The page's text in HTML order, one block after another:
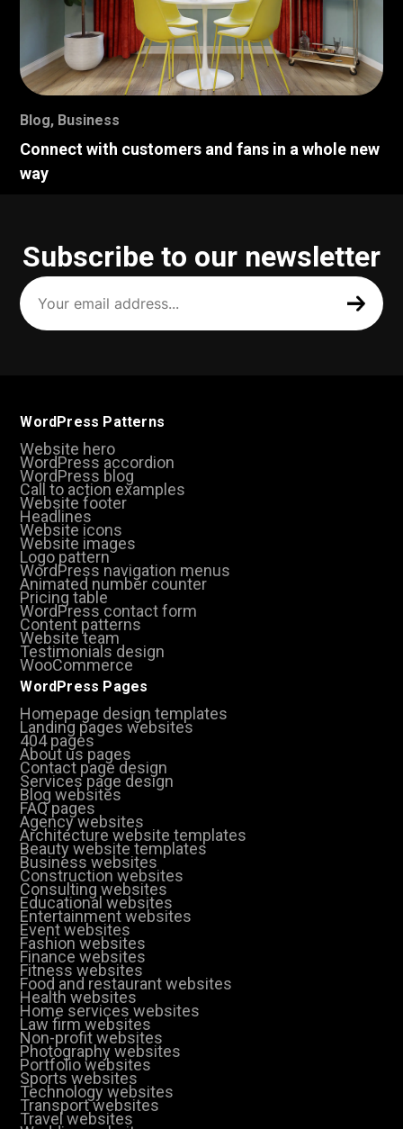
Blog, Business
Connect with customers and fans in a whole new
way
Subscribe to our newsletter
Your
email
address
(Required)
WordPress Patterns
Website hero
WordPress accordion
WordPress blog
Call to action examples
Website footer
Headlines
Website icons
Website images
Logo pattern
WordPress navigation menus
Animated number counter
Pricing table
WordPress contact form
Content patterns
Website team
Testimonials design
WooCommerce
WordPress Pages
Homepage design templates
Landing pages websites
404 pages
About us pages
Contact page design
Services page design
Blog websites
FAQ pages
Agency websites
Architecture website templates
Beauty website templates
Business websites
Construction websites
Consulting websites
Educational websites
Entertainment websites
Event websites
Fashion websites
Finance websites
Fitness websites
Food and restaurant websites
Health websites
Home services websites
Law firm websites
Non-profit websites
Photography websites
Portfolio websites
Sports websites
Technology websites
Transport websites
Travel websites